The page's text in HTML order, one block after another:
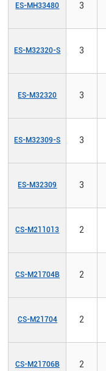
ES-MH33480 3
ES-M32320-S 3
ES-M32320 3
ES-M32309-S 3
ES-M32309 3
CS-M211013 2
CS-M21704B 2
CS-M21704 2
CS-M21706B 2